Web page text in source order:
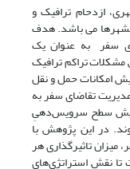
ازدحام ترافیک و
می باشد. هدف
سفر به عنوان یک
تراکم ترافیک
امکانات حمل و نقل
تقاضای سفر به
سطح سرویس‌دهیِ
در این پژوهش با
تاثیرگذاری هر
تا نقش استراتژی‌های